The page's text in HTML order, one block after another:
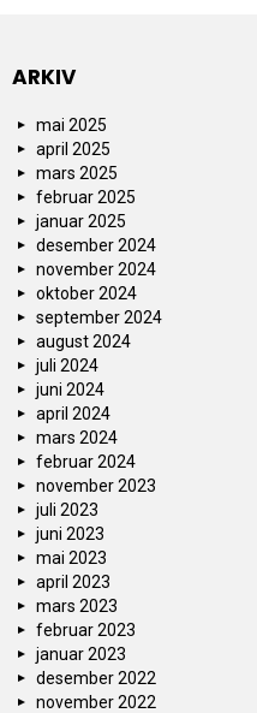
ARKIV
mai 2025
april 2025
mars 2025
februar 2025
januar 2025
desember 2024
november 2024
oktober 2024
september 2024
august 2024
juli 2024
juni 2024
april 2024
mars 2024
februar 2024
november 2023
juli 2023
juni 2023
mai 2023
april 2023
mars 2023
februar 2023
januar 2023
desember 2022
november 2022